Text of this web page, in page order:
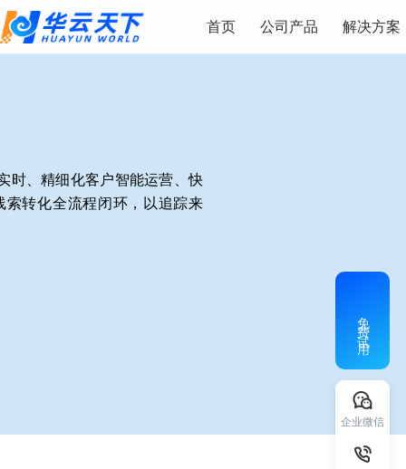
首页 公司产品 解决方案
时、精细化客户智能运营、快
转化全流程闭环，以追踪来
免费试用
企业微信